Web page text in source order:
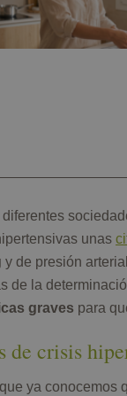
unas
y de presión
de la
graves para
de crisis
ya conocemos